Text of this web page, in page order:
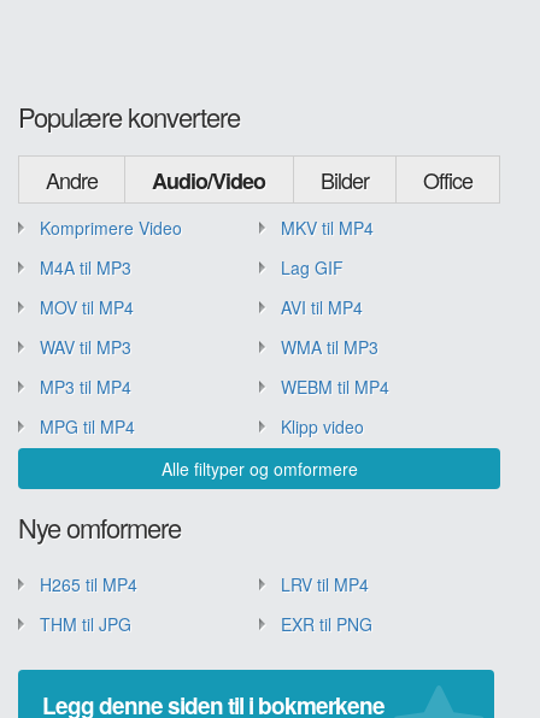
Populære konvertere
Andre Audio/Video Bilder Office
Komprimere Video
MKV til MP4
M4A til MP3
Lag GIF
MOV til MP4
AVI til MP4
WAV til MP3
WMA til MP3
MP3 til MP4
WEBM til MP4
MPG til MP4
Klipp video
Alle filtyper og omformere
Nye omformere
H265 til MP4
LRV til MP4
THM til JPG
EXR til PNG
Legg denne siden til i bokmerkene